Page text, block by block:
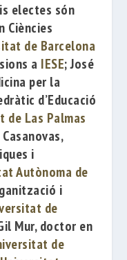
electes són
Ciències
de Barcelona
a IESE;José
per la
d’Educació
de Las Palmas
,
i
Autònoma de
i
de
Mur, doctor en
de